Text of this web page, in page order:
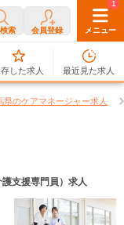
索 会員登録 メニュー
0
した求人
1
最近見た求人
県のケアマネージャー求人
支援専門員）求人